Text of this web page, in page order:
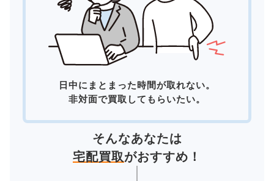
日中にまとまった時間が取れない。
非対面で買取してもらいたい。
そんなあなたは
宅配買取がおすすめ！